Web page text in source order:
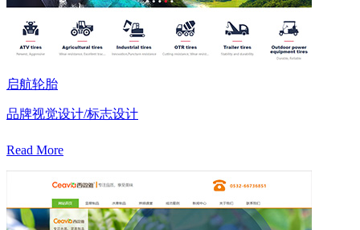
启航轮胎
品牌视觉设计/标志设计
Read More